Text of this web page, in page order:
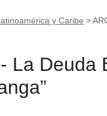
y Caribe >
La Deuda